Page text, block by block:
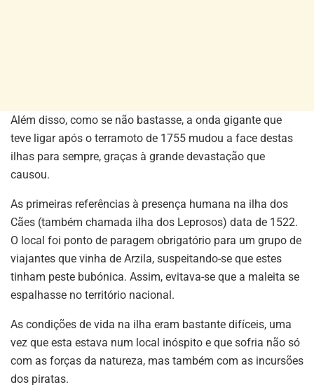
Além disso, como se não bastasse, a onda gigante que
teve ligar após o terramoto de 1755 mudou a face destas
ilhas para sempre, graças à grande devastação que
causou.
As primeiras referências à presença humana na ilha dos
Cães (também chamada ilha dos Leprosos) data de 1522.
O local foi ponto de paragem obrigatório para um grupo de
viajantes que vinha de Arzila, suspeitando-se que estes
tinham peste bubónica. Assim, evitava-se que a maleita se
espalhasse no território nacional.
As condições de vida na ilha eram bastante difíceis, uma
vez que esta estava num local inóspito e que sofria não só
com as forças da natureza, mas também com as incursões
dos piratas.